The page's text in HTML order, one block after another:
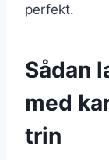
perfekt.
Sådan
med
trin